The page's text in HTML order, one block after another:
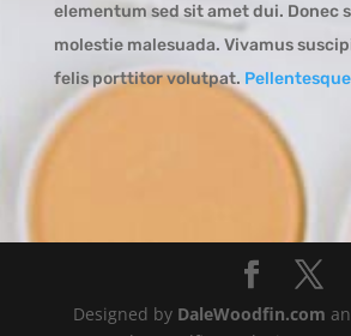
elementum sed sit amet dui. Donec
molestie malesuada. Vivamus
felis porttitor volutpat.
Designed by DaleWoodfin.com